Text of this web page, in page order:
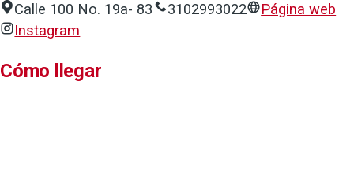
Calle 100 No. 19a- 83 3102993022
Página web
Instagram
Cómo llegar